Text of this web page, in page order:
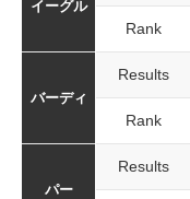
イーグル
Rank
バーディ
Results
Rank
パー
Results